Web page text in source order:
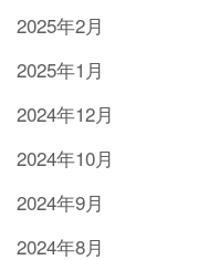
2025年2月
2025年1月
2024年12月
2024年10月
2024年9月
2024年8月